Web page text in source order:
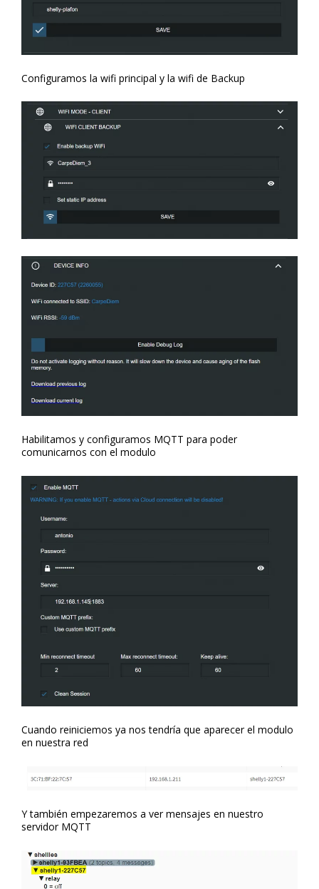
Configuramos la wifi principal y la wifi de Backup
Habilitamos y configuramos MQTT para poder
comunicarnos con el modulo
Cuando reiniciemos ya nos tendría que aparecer el modulo
en nuestra red
Y también empezaremos a ver mensajes en nuestro
servidor MQTT